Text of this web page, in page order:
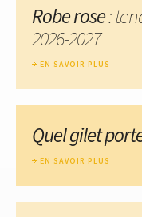
Robe rose:
2026-2027
EN SAVOIR PLUS
Quel gilet
EN SAVOIR PLUS